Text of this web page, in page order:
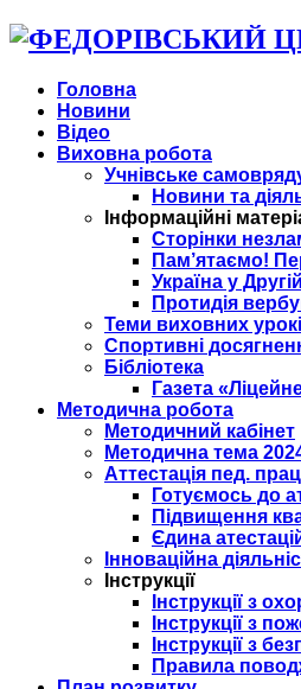
Головна
Новини
Відео
Виховна робота
Учнівське
Новини та
Інформаційні
Сторінки
Пам’ятаємо!
Україна у
Протидія
Теми виховних
Спортивні
Бібліотека
Газета
Методична робота
Методичний кабінет
Методична тема
Аттестація пед.
Готуємось до
Підвищення
Єдина
Інноваційна
Інструкції
Інструкції з
Інструкції з
Інструкції з
Правила